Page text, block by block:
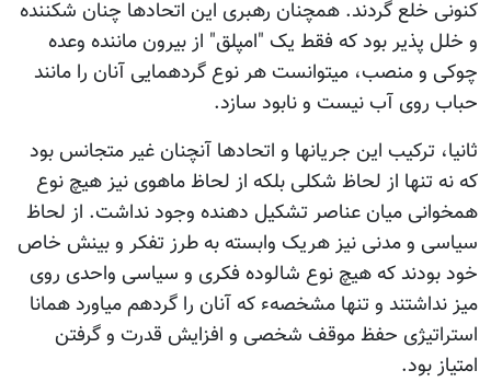
کنونی خلع گردند. همچنان رهبری این اتحادها چنان شکننده
و خلل پذیر بود که فقط یک "امپلق" از بیرون ماننده وعده
چوکی و منصب، میتوانست هر نوع گردهمایی آنان را مانند
حباب روی آب نیست و نابود سازد.
ثانیا، ترکیب این جریانها و اتحادها آنچنان غیر متجانس بود
که نه تنها از لحاظ شکلی بلکه از لحاظ ماهوی نیز هیچ نوع
همخوانی میان عناصر تشکیل دهنده وجود نداشت. از لحاظ
سیاسی و مدنی نیز هریک وابسته به طرز تفکر و بینش خاص
خود بودند که هیچ نوع شالوده فکری و سیاسی واحدی روی
میز نداشتند و تنها مشخصهء که آنان را گردهم میاورد همانا
استراتیژی حفظ موقف شخصی و افزایش قدرت و گرفتن
امتیاز بود.